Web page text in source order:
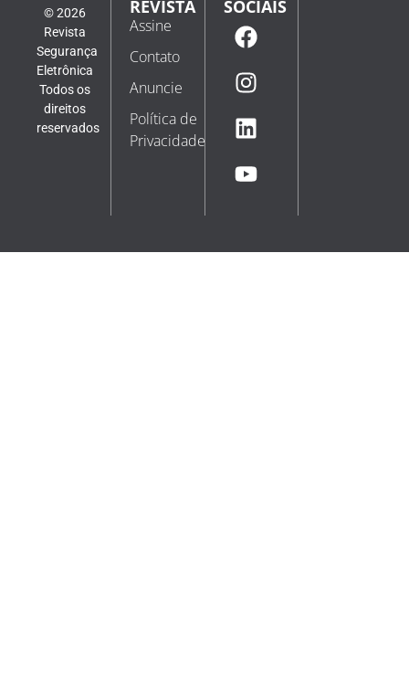
© 2026
Revista
Segurança
Eletrônica
Todos os
direitos
reservados
REVISTA
Assine
Contato
Anuncie
Política de
Privacidade
SOCIAIS